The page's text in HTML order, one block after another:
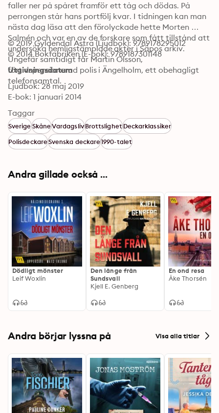
faller ner på spåret framför ett tåg och dödas. På
perrongen står hans portfölj kvar. I tidningen kan man
nästa dag läsa att den förolyckade hette Morten
Salmén och var en av de forskare som fått tillstånd att
undersöka hemligstämplade akter i Säpos arkiv.
Ungefär samtidigt får Martin Olsson,
förtidspensionerad polis i Ängelholm, ett obehagligt
telefonsamtal.
© 2019 Gyldendal Astra (Ljudbok): 9789178295012
© 2014 Bokfabriken (E-bok): 9789187301148
Utgivningsdatum
Ljudbok: 28 maj 2019
E-bok: 1 januari 2014
Taggar
SverigeSkåneVardagslivBrottslighetDeckarklassiker
PolisdeckareSvenska deckare1990-talet
Andra gillade också ...
Dödligt mönster
Leif Woxlin
Den långe från
Sundsvall
Kjell E. Genberg
En ond resa
Åke Thorsén
Andra börjar lyssna på Visa alla titlar